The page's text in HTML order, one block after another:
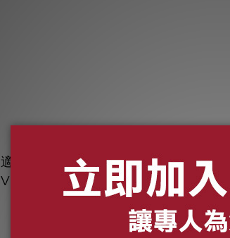
適用 VOLVO S60 S90
V60 V90 XC60 XC90
汽車冷氣 HEPA濾網 綠
適用
Cross
氣HEPA